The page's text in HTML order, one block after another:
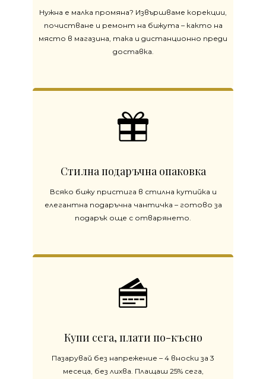
Нужна е малка промяна? Извършваме корекции,
почистване и ремонт на бижута – както на
място в магазина, така и дистанционно преди
доставка.
Стилна подаръчна опаковка
Всяко бижу пристига в стилна кутийка и
елегантна подаръчна чантичка – готово за
подарък още с отварянето.
Купи сега, плати по-късно
Пазарувай без напрежение – 4 вноски за 3
месеца, без лихва. Плащаш 25% сега,